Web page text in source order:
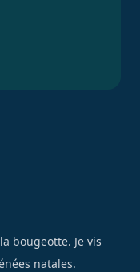
bougeotte. Je vis
natales.